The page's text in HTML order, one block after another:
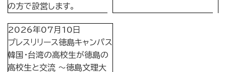
の方で設営します。
2026年07月10日
プレスリリース徳島キャンパス
韓国・台湾の高校生が徳島の
高校生と交流 ～徳島文理大